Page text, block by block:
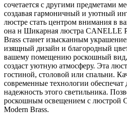
сочетается с другими предметами
создавая гармоничный и уютный
люстре стать центром внимания в
она н Шикарная люстра CANELLE
Brass станет изысканным
изящный дизайн и благородный
вашему помещению роскошный вид,
создаст уютную атмосферу. Эта
гостиной, столовой или спальни.
современные технологии обеспечат
надежность этого светильника.
роскошным освещением с люстрой
Modern Brass.